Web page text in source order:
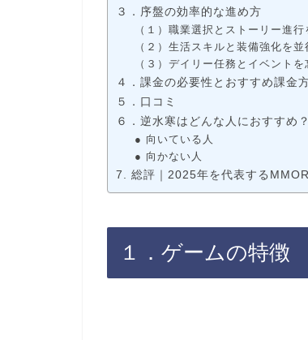
３．序盤の効率的な進め方
（１）職業選択とストーリー進
（２）生活スキルと装備強化を
（３）デイリー任務とイベント
４．課金の必要性とおすすめ課金
５．口コミ
６．逆水寒はどんな人におすすめ？
● 向いている人
● 向かない人
7. 総評｜2025年を代表する
１．ゲームの特徴